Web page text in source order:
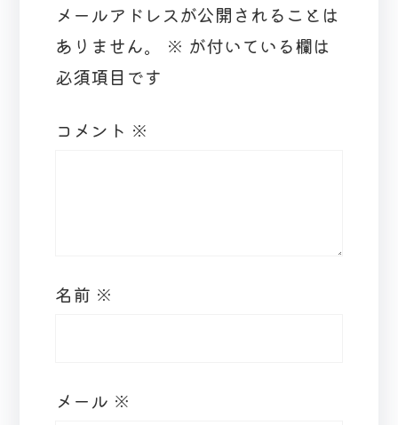
メールアドレスが公開されることは
ありません。
※ が付いている欄は
必須項目です
コメント ※
名前 ※
メール ※